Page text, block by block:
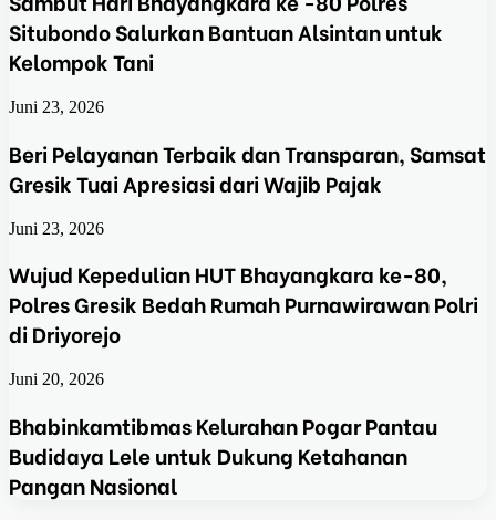
Situbondo Salurkan Bantuan Alsintan untuk
Kelompok Tani
Juni 23, 2026
Beri Pelayanan Terbaik dan Transparan, Samsat
Gresik Tuai Apresiasi dari Wajib Pajak
Juni 23, 2026
Wujud Kepedulian HUT Bhayangkara ke-80,
Polres Gresik Bedah Rumah Purnawirawan Polri
di Driyorejo
Juni 20, 2026
Bhabinkamtibmas Kelurahan Pogar Pantau
Budidaya Lele untuk Dukung Ketahanan
Pangan Nasional